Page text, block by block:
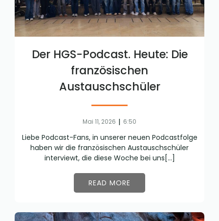
Der HGS-Podcast. Heute: Die
französischen
Austauschschüler
Mai 11, 2026 | 6:50
Liebe Podcast-Fans, in unserer neuen Podcastfolge
haben wir die französischen Austauschschüler
interviewt, die diese Woche bei uns[…]
READ MORE